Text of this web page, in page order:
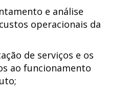
e análise
operacionais da
de serviços e os
ao funcionamento